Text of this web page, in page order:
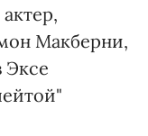
Макберни,
Эксе